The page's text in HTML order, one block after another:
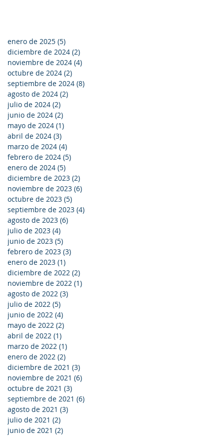
enero de 2025 (5)
diciembre de 2024 (2)
noviembre de 2024 (4)
octubre de 2024 (2)
septiembre de 2024 (8)
agosto de 2024 (2)
julio de 2024 (2)
junio de 2024 (2)
mayo de 2024 (1)
abril de 2024 (3)
marzo de 2024 (4)
febrero de 2024 (5)
enero de 2024 (5)
diciembre de 2023 (2)
noviembre de 2023 (6)
octubre de 2023 (5)
septiembre de 2023 (4)
agosto de 2023 (6)
julio de 2023 (4)
junio de 2023 (5)
febrero de 2023 (3)
enero de 2023 (1)
diciembre de 2022 (2)
noviembre de 2022 (1)
agosto de 2022 (3)
julio de 2022 (5)
junio de 2022 (4)
mayo de 2022 (2)
abril de 2022 (1)
marzo de 2022 (1)
enero de 2022 (2)
diciembre de 2021 (3)
noviembre de 2021 (6)
octubre de 2021 (3)
septiembre de 2021 (6)
agosto de 2021 (3)
julio de 2021 (2)
junio de 2021 (2)